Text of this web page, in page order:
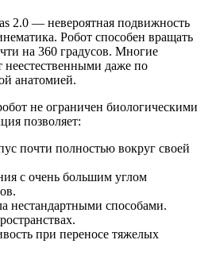
2.0 — невероятная подвижность
Робот способен вращать
на 360 градусов. Многие
неестественными даже по
анатомией.
не ограничен биологическими
позволяет:
почти полностью вокруг своей
с очень большим углом
нестандартными способами.
при переносе тяжелых